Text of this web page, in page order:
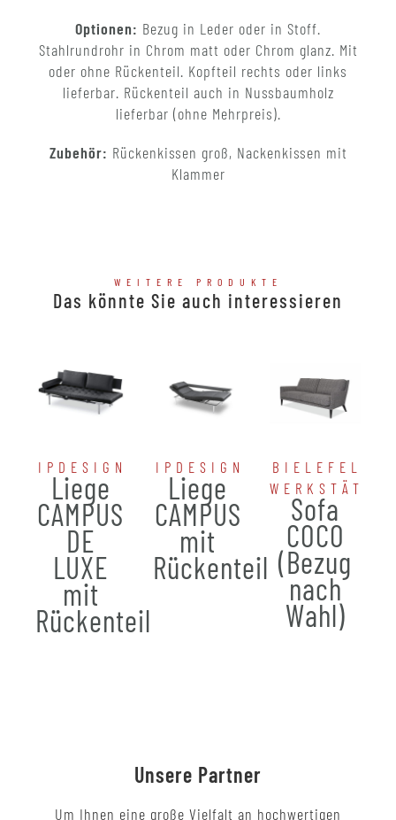
Optionen: Bezug in Leder oder in Stoff.
Stahlrundrohr in Chrom matt oder Chrom glanz. Mit
oder ohne Rückenteil. Kopfteil rechts oder links
lieferbar. Rückenteil auch in Nussbaumholz
lieferbar (ohne Mehrpreis).
Zubehör: Rückenkissen groß, Nackenkissen mit
Klammer
WEITERE PRODUKTE
Das könnte Sie auch interessieren
IPDESIGN
Liege
CAMPUS
DE
LUXE
mit
Rückenteil
IPDESIGN
Liege
CAMPUS
mit
Rückenteil
Sofa
COCO
(Bezug
nach
Wahl)
Unsere Partner
Um Ihnen eine große Vielfalt an hochwertigen